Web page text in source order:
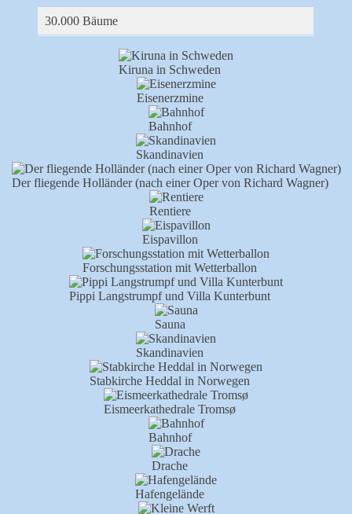
30.000 Bäume
Kiruna in Schweden
Eisenerzmine
Bahnhof
Skandinavien
Der fliegende Holländer (nach einer Oper von Richard Wagner)
Rentiere
Eispavillon
Forschungsstation mit Wetterballon
Pippi Langstrumpf und Villa Kunterbunt
Sauna
Skandinavien
Stabkirche Heddal in Norwegen
Eismeerkathedrale Tromsø
Bahnhof
Drache
Hafengelände